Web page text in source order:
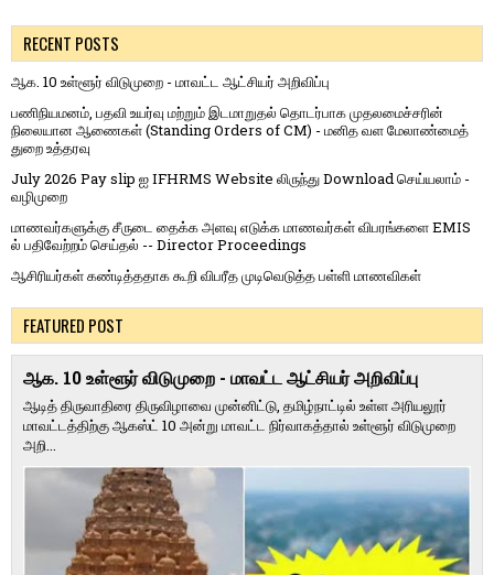
RECENT POSTS
ஆக. 10 உள்ளூர் விடுமுறை - மாவட்ட ஆட்சியர் அறிவிப்பு
பணிநியமனம், பதவி உயர்வு மற்றும் இடமாறுதல் தொடர்பாக முதலமைச்சரின்
நிலையான ஆணைகள் (Standing Orders of CM) - மனித வள மேலாண்மைத்
துறை உத்தரவு
July 2026 Pay slip ஐ IFHRMS Website லிருந்து Download செய்யலாம் -
வழிமுறை
மாணவர்களுக்கு சீருடை தைக்க அளவு எடுக்க மாணவர்கள் விபரங்களை EMIS
ல் பதிவேற்றம் செய்தல் -- Director Proceedings
ஆசிரியர்கள் கண்டித்ததாக கூறி விபரீத முடிவெடுத்த பள்ளி மாணவிகள்
FEATURED POST
ஆக. 10 உள்ளூர் விடுமுறை - மாவட்ட ஆட்சியர் அறிவிப்பு
ஆடித் திருவாதிரை திருவிழாவை முன்னிட்டு, தமிழ்நாட்டில் உள்ள அரியலூர்
மாவட்டத்திற்கு ஆகஸ்ட் 10 அன்று மாவட்ட நிர்வாகத்தால் உள்ளூர் விடுமுறை
அறி...